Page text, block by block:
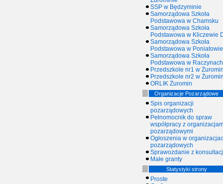
SSP w Będzyminie
Samorządowa Szkoła
Podstawowa w Chamsku
Samorządowa Szkoła
Podstawowa w Kliczewie
Samorządowa Szkoła
Podstawowa w Poniatowie
Samorządowa Szkoła
Podstawowa w Raczynach
Przedszkole nr1 w
Przedszkole nr2 w
ORLIK Żuromin
Organizacje Pozarządowe
Spis organizacji
pozarządowych
Pełnomocnik do spraw
współpracy z
pozarządowymi
Ogłoszenia w
pozarządowych
Sprawozdanie z
Małe granty
Statystyki strony
Proste